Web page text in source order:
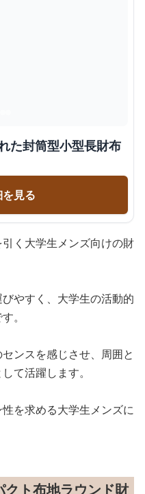
た封筒型小型長財布
見る
く大学生メンズ向けの財
やすく、大学生の活動的
。
ンスを感じさせ、周囲と
て活躍します。
を求める大学生メンズに
ト布地ラウンド財